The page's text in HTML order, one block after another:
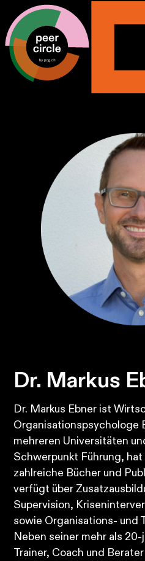
Dr. Markus
Dr. Markus Ebner ist
Organisationspsychologe
mehreren Universitäten
Schwerpunkt Führung,
zahlreiche Bücher und
verfügt über
Supervision,
sowie Organisations- und
Neben seiner mehr als
Trainer, Coach und